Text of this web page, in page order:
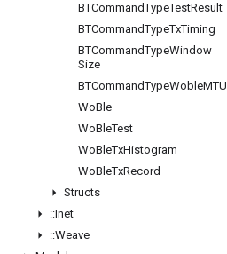
BTCommandTypeTestResult
BTCommandTypeTxTiming
BTCommandTypeWindow
Size
BTCommandTypeWobleMTU
WoBle
WoBleTest
WoBleTxHistogram
WoBleTxRecord
Structs
::Inet
::Weave